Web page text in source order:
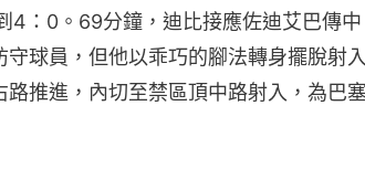
4：0。69分鐘，迪比接應佐迪艾巴傳
球員，但他以乖巧的腳法轉身擺脫射
推進，內切至禁區頂中路射入，為巴